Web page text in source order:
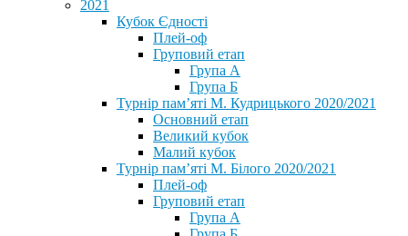
2021
Кубок Єдності
Плей-оф
Груповий етап
Група А
Група Б
Турнір пам’яті М. Кудрицького 2020/2021
Основний етап
Великий кубок
Малий кубок
Турнір пам’яті М. Білого 2020/2021
Плей-оф
Груповий етап
Група А